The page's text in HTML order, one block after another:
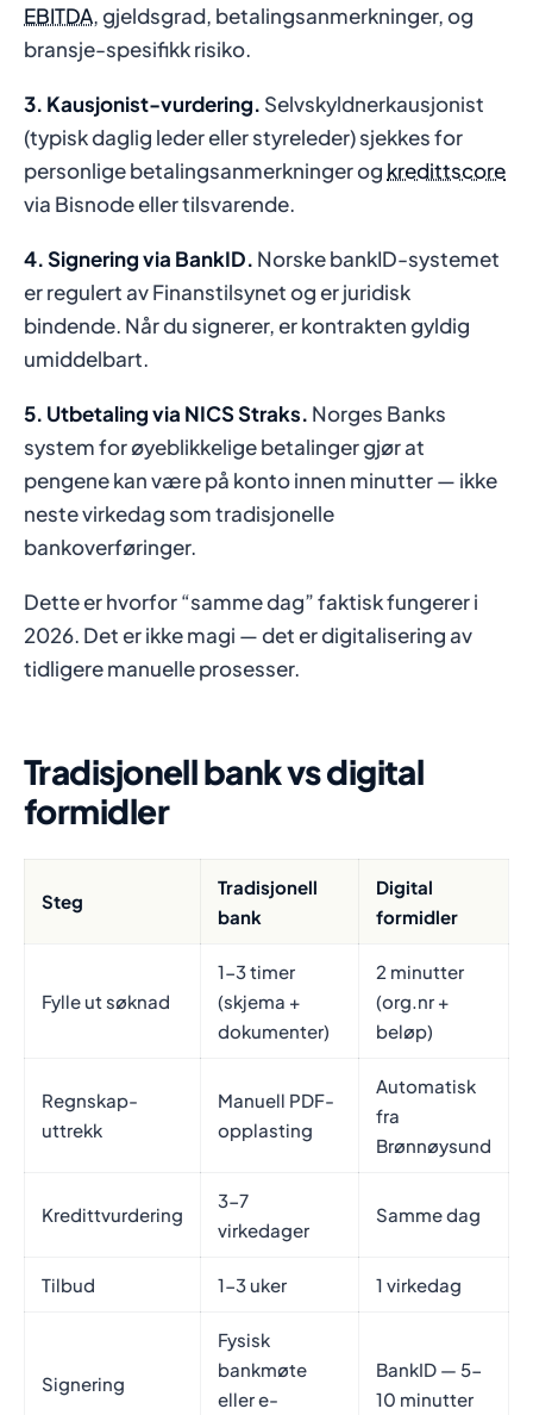
EBITDA, gjeldsgrad, betalingsanmerkninger, og
bransje-spesifikk risiko.
3. Kausjonist-vurdering. Selvskyldnerkausjonist
(typisk daglig leder eller styreleder) sjekkes for
personlige betalingsanmerkninger og kredittscore
via Bisnode eller tilsvarende.
4. Signering via BankID. Norske bankID-systemet
er regulert av Finanstilsynet og er juridisk
bindende. Når du signerer, er kontrakten gyldig
umiddelbart.
5. Utbetaling via NICS Straks. Norges Banks
system for øyeblikkelige betalinger gjør at
pengene kan være på konto innen minutter — ikke
neste virkedag som tradisjonelle
bankoverføringer.
Dette er hvorfor “samme dag” faktisk fungerer i
2026. Det er ikke magi — det er digitalisering av
tidligere manuelle prosesser.
Tradisjonell bank vs digital
formidler
Steg
Tradisjonell
bank
Digital
formidler
Fylle ut søknad
1-3 timer
(skjema +
dokumenter)
2 minutter
(org.nr +
beløp)
Regnskap-
uttrekk
Manuell PDF-
opplasting
Automatisk
fra
Brønnøysund
Kredittvurdering
3-7
virkedager
Samme dag
Tilbud 1-3 uker 1 virkedag
Signering
Fysisk
bankmøte
eller e-
BankID — 5-
10 minutter